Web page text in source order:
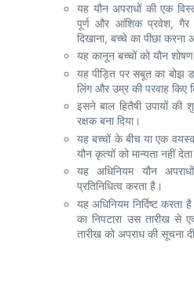
यह यौन अपराधों की एक
पूर्ण और आंशिक प्रवेश, गैर
दिखाना, बच्चे का पीछा करना
यह कानून बच्चों को यौन
यह पीड़ित पर सबूत का बोझ
लिंग और उम्र की परवाह किए
इसने बाल हितैषी उपायों
रक्षक बना दिया।
यह बच्चों के बीच या एक
यौन कृत्यों को मान्यता नहीं
यह अधिनियम यौन
प्रतिनिधित्व करता है।
यह अधिनियम निर्दिष्ट
का निपटारा उस तारीख से
तारीख को अपराध की सूचना